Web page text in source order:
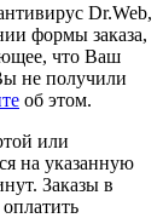
Dr.Web,
формы заказа,
что Ваш
не получили
об этом.
или
на указанную
Заказы в